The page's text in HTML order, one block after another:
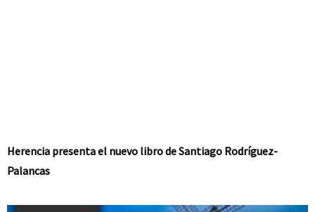
Herencia presenta el nuevo libro de Santiago Rodríguez-
Palancas